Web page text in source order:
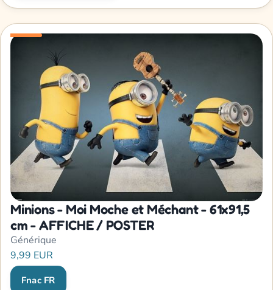
Minions - Moi Moche et Méchant - 61x91,5
cm - AFFICHE / POSTER
Générique
9,99 EUR
Fnac FR